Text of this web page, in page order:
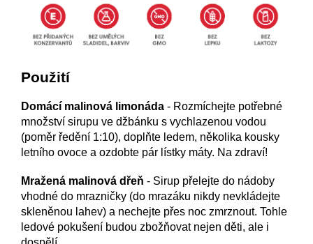
Použití
Domácí malinová limonáda - Rozmíchejte potřebné
množství sirupu ve džbánku s vychlazenou vodou
(poměr ředění 1:10), doplňte ledem, několika kousky
letního ovoce a ozdobte pár lístky máty. Na zdraví!
Mražená malinová dřeň - Sirup přelejte do nádoby
vhodné do mrazničky (do mrazáku nikdy nevkládejte
skleněnou lahev) a nechejte přes noc zmrznout. Tohle
ledové pokušení budou zbožňovat nejen děti, ale i